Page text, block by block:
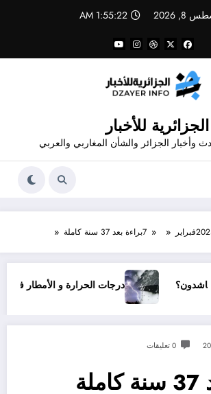
8, 2026
1:55:23 AM
الجزائرية للأخبار
وأخبار الجزائر والشأن المغاربي والعربي
فبراير 7براءة بعد 37 سنة كاملة
درجات الحرارة و الأمطار في سبتمبر 2026 في الجزائر
0 تعليقات